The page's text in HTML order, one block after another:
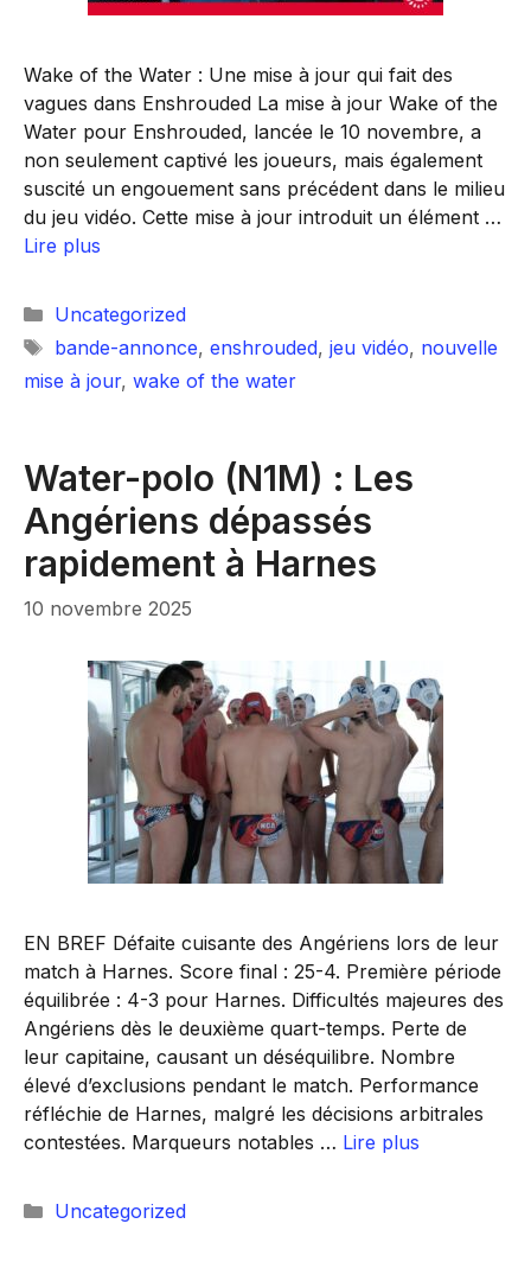
Wake of the Water : Une mise à jour qui fait des
vagues dans Enshrouded La mise à jour Wake of the
Water pour Enshrouded, lancée le 10 novembre, a
non seulement captivé les joueurs, mais également
suscité un engouement sans précédent dans le milieu
du jeu vidéo. Cette mise à jour introduit un élément …
Lire plus
Catégories
Uncategorized
Étiquettes
bande-annonce, enshrouded, jeu vidéo, nouvelle
mise à jour, wake of the water
Water-polo (N1M) : Les
Angériens dépassés
rapidement à Harnes
10 novembre 2025
EN BREF Défaite cuisante des Angériens lors de leur
match à Harnes. Score final : 25-4. Première période
équilibrée : 4-3 pour Harnes. Difficultés majeures des
Angériens dès le deuxième quart-temps. Perte de
leur capitaine, causant un déséquilibre. Nombre
élevé d’exclusions pendant le match. Performance
réfléchie de Harnes, malgré les décisions arbitrales
contestées. Marqueurs notables … Lire plus
Catégories
Uncategorized